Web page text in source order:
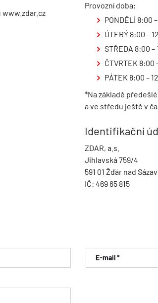
www.zdar.cz
Provozní doba:
PONDĚLÍ 8:00
ÚTERÝ 8:00 –
STŘEDA 8:00 –
ČTVRTEK 8:00
PÁTEK 8:00 –
*Na základě
a ve středu ještě v
Identifikační
ZDAR, a.s.
Jihlavská 759/4
591 01 Žďár nad
IČ: 469 65 815
E-mail *